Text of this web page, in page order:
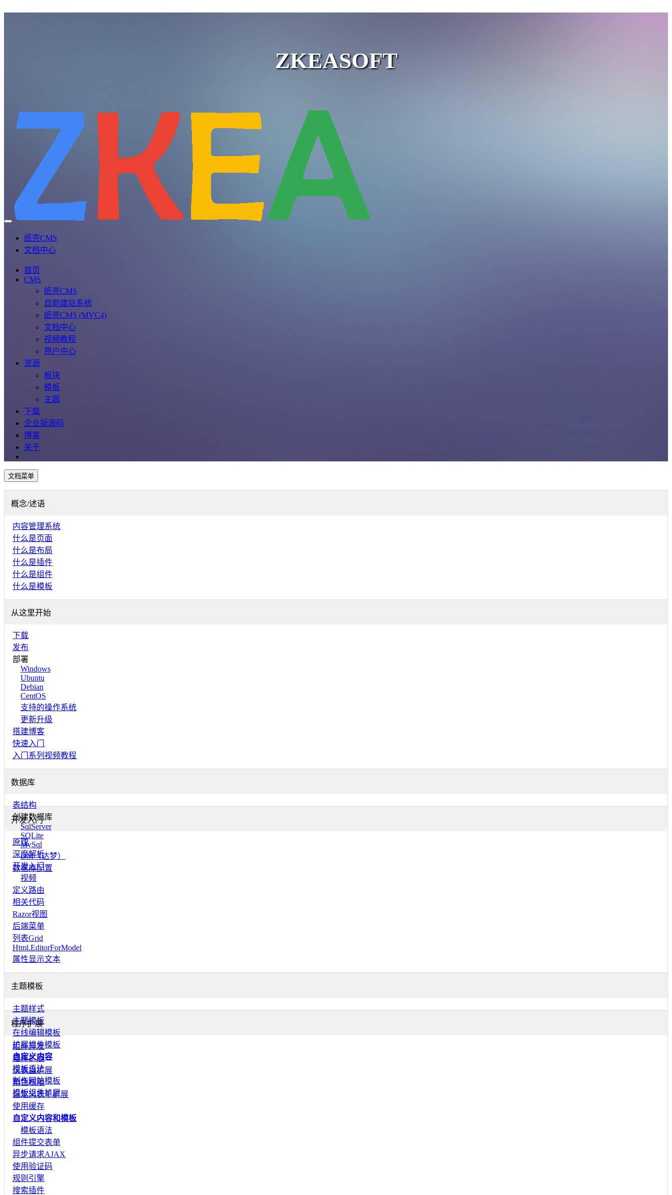
ZKEASOFT
纸壳CMS
文档中心
首页
CMS
纸壳CMS
自助建站系统
纸壳CMS (MVC4)
文档中心
视频教程
用户中心
资源
板块
模板
主题
下载
企业版源码
博客
关于
文档菜单
概念/述语
内容管理系统
什么是页面
什么是布局
什么是插件
什么是组件
什么是模板
从这里开始
下载
发布
部署
Windows
Ubuntu
Debian
CentOS
支持的操作系统
更新升级
搭建博客
快速入门
入门系列视频教程
数据库
表结构
创建数据库
SqlServer
SQLite
MySql
DM（达梦）
数据库配置
开发入门
原理
深度解析
开发入门
视频
定义路由
相关代码
Razor视图
后端菜单
列表Grid
Html.EditorForModel
属性显示文本
主题模板
主题样式
主题模板
在线编辑模板
扩展组件模板
自定义内容
模板语法
制作网站模板
模板组件扩展
程序扩展
组件开发
插件扩展
仪表盘扩展
角色权限
自定义表单扩展
使用缓存
自定义内容和模板
模板语法
组件提交表单
异步请求AJAX
使用验证码
规则引擎
搜索插件